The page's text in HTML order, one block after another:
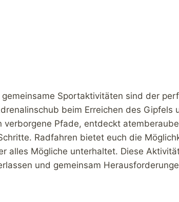
Sportaktivitäten sind der
beim Erreichen des Gipfels
Pfade, entdeckt
Radfahren bietet euch die
alles Mögliche unterhaltet. Diese
und gemeinsam